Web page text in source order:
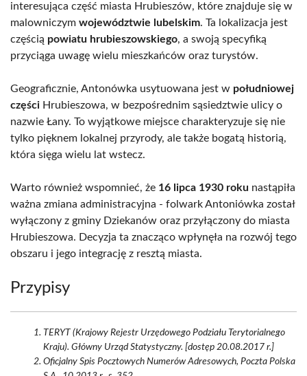
interesująca część miasta Hrubieszów, które znajduje się w
malowniczym województwie lubelskim. Ta lokalizacja jest
częścią powiatu hrubieszowskiego, a swoją specyfiką
przyciąga uwagę wielu mieszkańców oraz turystów.
Geograficznie, Antonówka usytuowana jest w południowej
części Hrubieszowa, w bezpośrednim sąsiedztwie ulicy o
nazwie Łany. To wyjątkowe miejsce charakteryzuje się nie
tylko pięknem lokalnej przyrody, ale także bogatą historią,
która sięga wielu lat wstecz.
Warto również wspomnieć, że 16 lipca 1930 roku nastąpiła
ważna zmiana administracyjna - folwark Antoniówka został
wyłączony z gminy Dziekanów oraz przyłączony do miasta
Hrubieszowa. Decyzja ta znacząco wpłynęła na rozwój tego
obszaru i jego integrację z resztą miasta.
Przypisy
TERYT (Krajowy Rejestr Urzędowego Podziału Terytorialnego
Kraju). Główny Urząd Statystyczny. [dostęp 20.08.2017 r.]
Oficjalny Spis Pocztowych Numerów Adresowych, Poczta Polska